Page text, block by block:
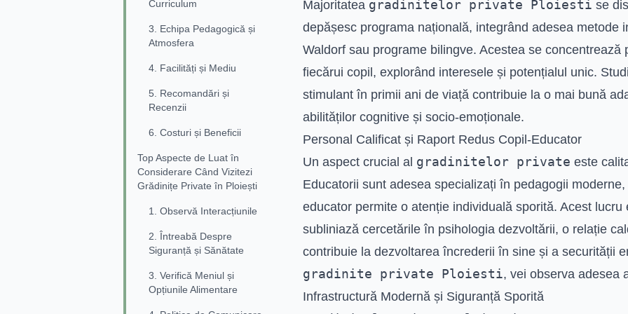
Curriculum
3. Echipa Pedagogică și
Atmosfera
4. Facilități și Mediu
5. Recomandări și
Recenzii
6. Costuri și Beneficii
Top Aspecte de Luat în
Considerare Când Vizitezi
Grădinițe Private în Ploiești
1. Observă Interacțiunile
2. Întreabă Despre
Siguranță și Sănătate
3. Verifică Meniul și
Opțiunile Alimentare
Majoritatea gradinitelor private Ploiesti se
depășesc programa națională, integrând adesea metode
Waldorf sau programe bilingve. Acestea se concentrează
fiecărui copil, explorând interesele și potențialul unic.
stimulant în primii ani de viață contribuie la o mai bună
abilităților cognitive și socio-emoționale.
Personal Calificat și Raport Redus Copil-Educator
Un aspect crucial al gradinitelor private este
Educatorii sunt adesea specializați în pedagogii
educator permite o atenție individuală sporită. Acest
subliniază cercetările în psihologia dezvoltării, o relație
contribuie la dezvoltarea încrederii în sine și a securității
gradinite private Ploiesti, vei observa adesea
Infrastructură Modernă și Siguranță Sporită